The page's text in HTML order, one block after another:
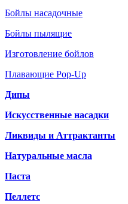
Бойлы насадочные
Бойлы пылящие
Изготовление бойлов
Плавающие Pop-Up
Дипы
Искусственные насадки
Ликвиды и Аттрактанты
Натуральные масла
Паста
Пеллетс